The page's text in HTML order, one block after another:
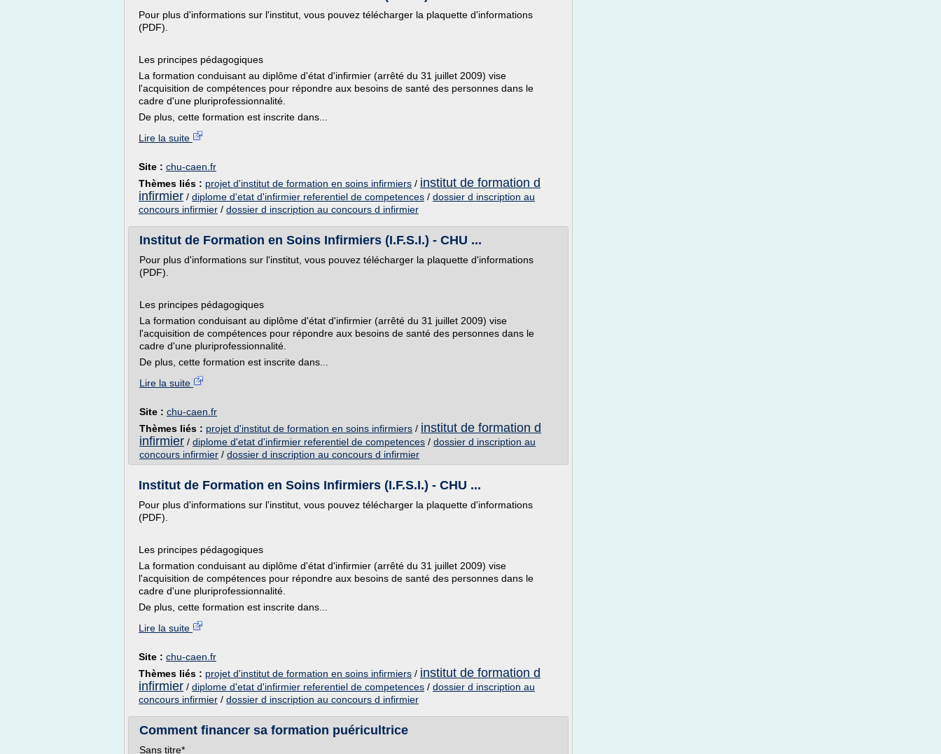
Pour plus d'informations sur l'institut, vous pouvez télécharger la plaquette d'informations
(PDF).
Les principes pédagogiques
La formation conduisant au diplôme d'état d'infirmier (arrêté du 31 juillet 2009) vise
l'acquisition de compétences pour répondre aux besoins de santé des personnes dans le
cadre d'une pluriprofessionnalité.
De plus, cette formation est inscrite dans...
Lire la suite
Site : chu-caen.fr
Thèmes liés : projet d'institut de formation en soins infirmiers / institut de formation d
infirmier / diplome d'etat d'infirmier referentiel de competences / dossier d inscription au
concours infirmier / dossier d inscription au concours d infirmier
Institut de Formation en Soins Infirmiers (I.F.S.I.) - CHU ...
Pour plus d'informations sur l'institut, vous pouvez télécharger la plaquette d'informations
(PDF).
Les principes pédagogiques
La formation conduisant au diplôme d'état d'infirmier (arrêté du 31 juillet 2009) vise
l'acquisition de compétences pour répondre aux besoins de santé des personnes dans le
cadre d'une pluriprofessionnalité.
De plus, cette formation est inscrite dans...
Lire la suite
Site : chu-caen.fr
Thèmes liés : projet d'institut de formation en soins infirmiers / institut de formation d
infirmier / diplome d'etat d'infirmier referentiel de competences / dossier d inscription au
concours infirmier / dossier d inscription au concours d infirmier
Institut de Formation en Soins Infirmiers (I.F.S.I.) - CHU ...
Pour plus d'informations sur l'institut, vous pouvez télécharger la plaquette d'informations
(PDF).
Les principes pédagogiques
La formation conduisant au diplôme d'état d'infirmier (arrêté du 31 juillet 2009) vise
l'acquisition de compétences pour répondre aux besoins de santé des personnes dans le
cadre d'une pluriprofessionnalité.
De plus, cette formation est inscrite dans...
Lire la suite
Site : chu-caen.fr
Thèmes liés : projet d'institut de formation en soins infirmiers / institut de formation d
infirmier / diplome d'etat d'infirmier referentiel de competences / dossier d inscription au
concours infirmier / dossier d inscription au concours d infirmier
Comment financer sa formation puéricultrice
Sans titre*